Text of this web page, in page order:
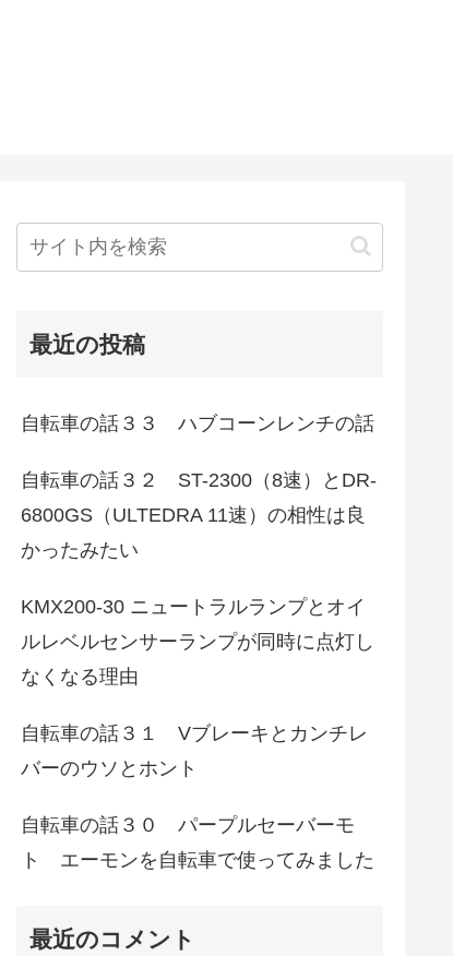
最近の投稿
自転車の話３３ ハブコーンレンチの話
自転車の話３２ ST-2300（8速）とDR-
6800GS（ULTEDRA 11速）の相性は良
かったみたい
KMX200-30 ニュートラルランプとオイ
ルレベルセンサーランプが同時に点灯し
なくなる理由
自転車の話３１ Vブレーキとカンチレ
バーのウソとホント
自転車の話３０ パープルセーバーモ
ト エーモンを自転車で使ってみました
最近のコメント